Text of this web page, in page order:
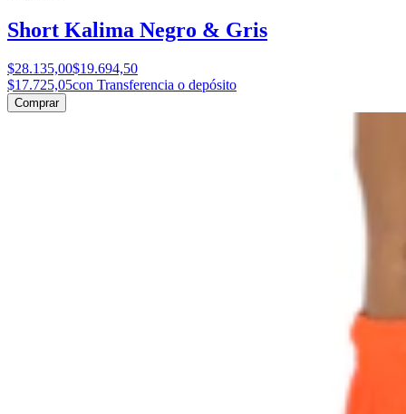
Short Kalima Negro & Gris
$28.135,00$19.694,50
$17.725,05con Transferencia o depósito
Comprar